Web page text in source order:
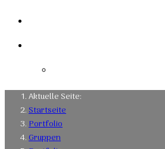
Aktuelle Seite:
Startseite
Portfolio
Gruppen